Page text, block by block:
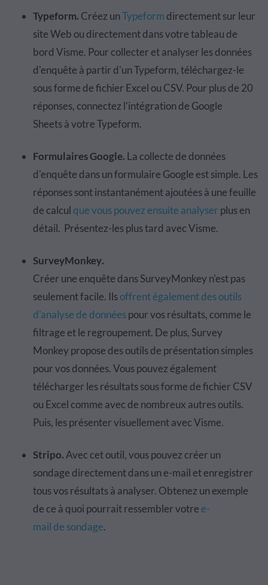
Typeform. Créez unTypeform directementsur leur
site Web ou directement dans votre tableau de
bord Visme. Pour collecter et analyser les données
d'enquête à partir d'unTypeform, téléchargez-le
sous forme de fichier Excel ou CSV. Pour plus de 20
réponses, connectez l'intégrationde Google
SheetsàvotreTypeform.
Formulaires Google. La collecte de données
d'enquête dans un formulaire Google est simple. Les
réponses sont instantanément ajoutéesà unefeuille
de calculque vous pouvez ensuite analyserplusen
détail. Présentez-les plus tard avecVisme.
SurveyMonkey.
Créer une enquête dansSurveyMonkey n'est pas
seulement facile. Ilsoffrentégalement des outils
d'analyse de donnéespourvos résultats, comme le
filtrage et le regroupement. De plus, Survey
Monkey propose des outils de présentation simples
pour vos données. Vous pouvez également
télécharger les résultats sous forme de fichier CSV
ou Excel comme avec de nombreux autres outils.
Puis, les présenter visuellement avecVisme.
Stripo.Avec cet outil, vous pouvez créer un
sondage directement dans un e-mail et enregistrer
tous vos résultatsà analyser. Obtenez un exemple
de ce à quoi pourrait ressembler votree-
mailde sondage.